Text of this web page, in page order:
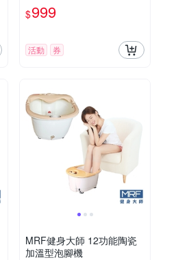
$999
活動 券
MRF健身大師 12功能陶瓷
加溫型泡腳機